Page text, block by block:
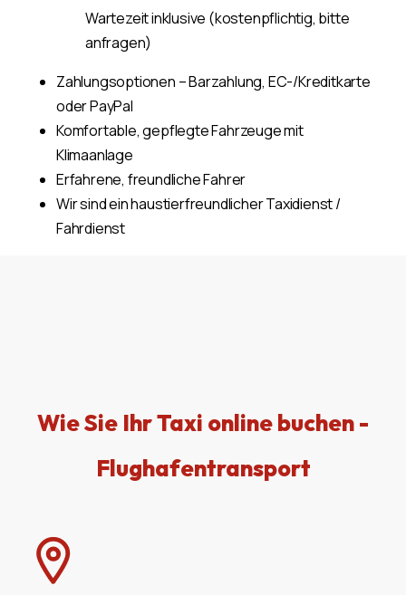
Wartezeit inklusive (kostenpflichtig, bitte
anfragen)
Zahlungsoptionen – Barzahlung, EC-/Kreditkarte
oder PayPal
Komfortable, gepflegte Fahrzeuge mit
Klimaanlage
Erfahrene, freundliche Fahrer
Wir sind ein haustierfreundlicher Taxidienst /
Fahrdienst
Wie Sie Ihr Taxi online buchen -
Flughafentransport